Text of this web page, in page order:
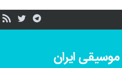
موسیقی ایران